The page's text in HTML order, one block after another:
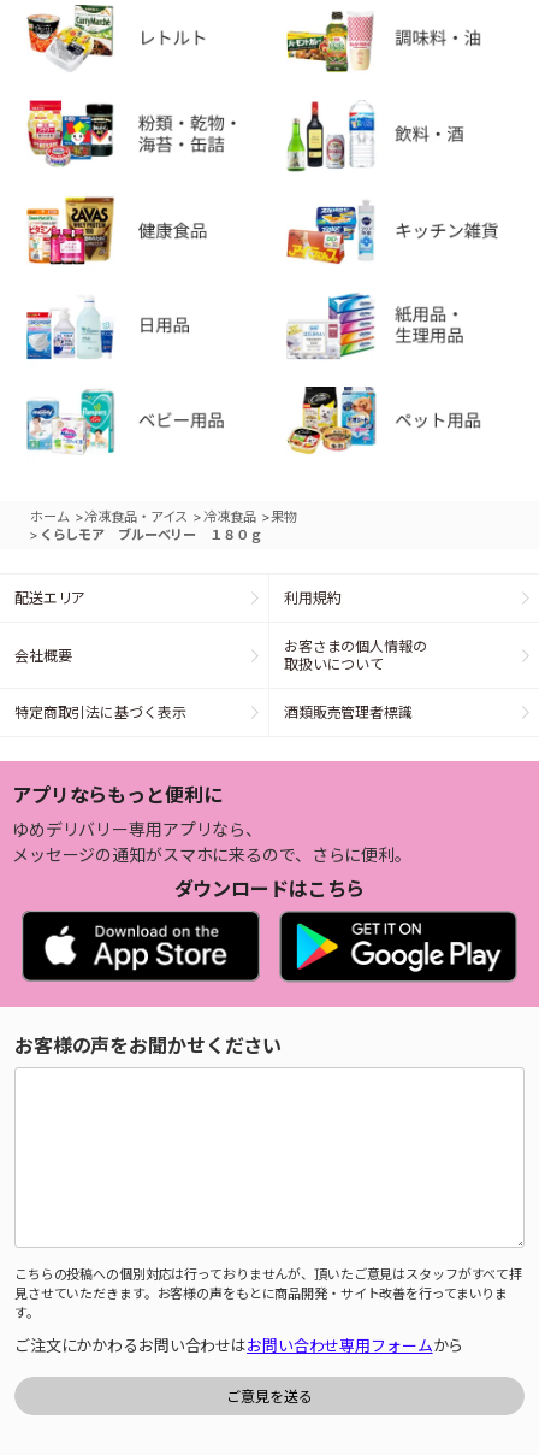
ホーム >冷凍食品・アイス > 冷凍食品 >果物
> くらしモア ブルーベリー １８０ｇ
配送エリア 利用規約
会社概要
お客さまの個人情報の
取扱いについて
特定商取引法に基づく表示 酒類販売管理者標識
アプリならもっと便利に
ゆめデリバリー専用アプリなら、
メッセージの通知がスマホに来るので、さらに便利。
ダウンロードはこちら
お客様の声をお聞かせください
こちらの投稿への個別対応は行っておりませんが、頂いたご意見はスタッフがすべて拝
見させていただきます。お客様の声をもとに商品開発・サイト改善を行ってまいりま
す。
ご注文にかかわるお問い合わせはお問い合わせ専用フォームから